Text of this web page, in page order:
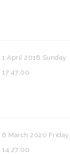
1 April 2018 Sunday
17:47:00
6 March 2020 Friday
14:27:00